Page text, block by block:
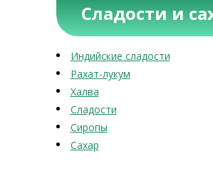
Сладости и
Индийские сладости
Рахат-лукум
Халва
Сладости
Сиропы
Сахар